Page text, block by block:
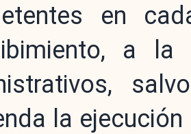
en
a
la